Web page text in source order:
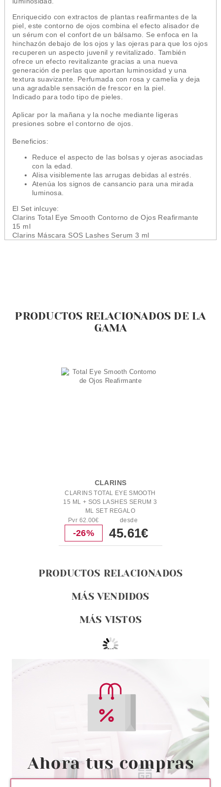
Enriquecido con extractos de plantas reafirmantes de la
piel, este contorno de ojos combina el efecto alisador de
un sérum con el confort de un bálsamo. Se enfoca en la
hinchazón debajo de los ojos y las ojeras para que los ojos
recuperen un aspecto juvenil y revitalizado. También
ofrece un efecto revitalizante gracias a una nueva
generación de perlas que aportan luminosidad y una
textura suavizante. Perfumada con rosa y camelia y deja
una agradable sensación de frescor en la piel.
Indicado para todo tipo de pieles.
Aplicar por la mañana y la noche mediante ligeras
presiones sobre el contorno de ojos.
Beneficios:
Reduce el aspecto de las bolsas y ojeras asociadas
con la edad.
Alisa visiblemente las arrugas debidas al estrés.
Atenúa los signos de cansancio para una mirada
luminosa.
El Set inlcuye:
Clarins Total Eye Smooth Contorno de Ojos Reafirmante
15 ml
Clarins Máscara SOS Lashes Serum 3 ml
PRODUCTOS RELACIONADOS DE LA
GAMA
CLARINS
CLARINS TOTAL EYE SMOOTH
15 ML + SOS LASHES SERUM 3
ML SET REGALO
Pvr 62.00€
-26%
desde
45.61€
PRODUCTOS RELACIONADOS
MÁS VENDIDOS
MÁS VISTOS
CLARINS
CLARINS CALM-ESSENTIEL
BALSAMO REPARADOR 30 ML